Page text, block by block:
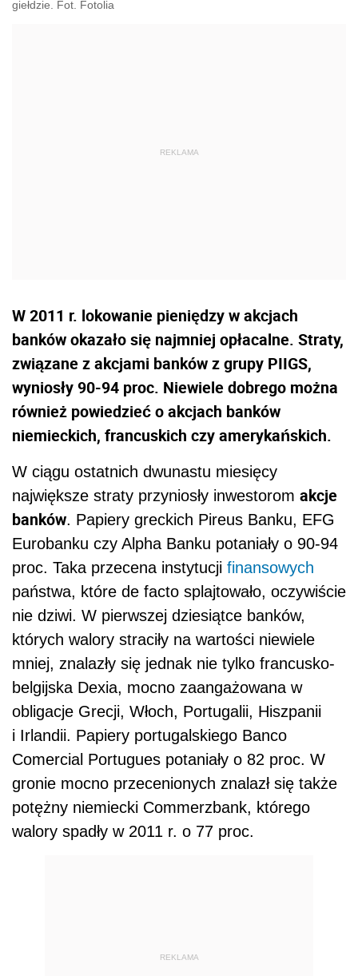
giełdzie. Fot. Fotolia
W 2011 r. lokowanie pieniędzy w akcjach
banków okazało się najmniej opłacalne. Straty,
związane z akcjami banków z grupy PIIGS,
wyniosły 90-94 proc. Niewiele dobrego można
również powiedzieć o akcjach banków
niemieckich, francuskich czy amerykańskich.
W ciągu ostatnich dwunastu miesięcy
największe straty przyniosły inwestorom akcje
banków. Papiery greckich Pireus Banku, EFG
Eurobanku czy Alpha Banku potaniały o 90-94
proc. Taka przecena instytucji finansowych
państwa, które de facto splajtowało, oczywiście
nie dziwi. W pierwszej dziesiątce banków,
których walory straciły na wartości niewiele
mniej, znalazły się jednak nie tylko francusko-
belgijska Dexia, mocno zaangażowana w
obligacje Grecji, Włoch, Portugalii, Hiszpanii
i Irlandii. Papiery portugalskiego Banco
Comercial Portugues potaniały o 82 proc. W
gronie mocno przecenionych znalazł się także
potężny niemiecki Commerzbank, którego
walory spadły w 2011 r. o 77 proc.
REKLAMA